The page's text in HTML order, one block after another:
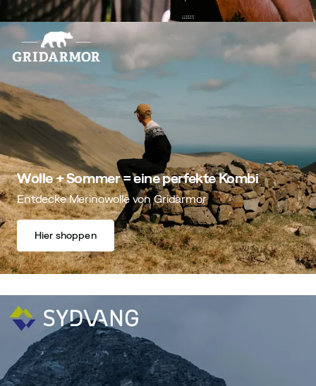
Wolle + Sommer = eine perfekte Kombi
Entdecke Merinowolle von Gridarmor
Hier shoppen